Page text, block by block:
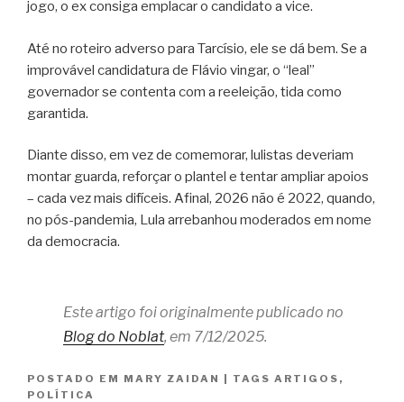
jogo, o ex consiga emplacar o candidato a vice.
Até no roteiro adverso para Tarcísio, ele se dá bem. Se a
improvável candidatura de Flávio vingar, o “leal”
governador se contenta com a reeleição, tida como
garantida.
Diante disso, em vez de comemorar, lulistas deveriam
montar guarda, reforçar o plantel e tentar ampliar apoios
– cada vez mais difíceis. Afinal, 2026 não é 2022, quando,
no pós-pandemia, Lula arrebanhou moderados em nome
da democracia.
Este artigo foi originalmente publicado no
Blog do Noblat, em 7/12/2025.
POSTADO EM MARY ZAIDAN | TAGS ARTIGOS ,
POLÍTICA